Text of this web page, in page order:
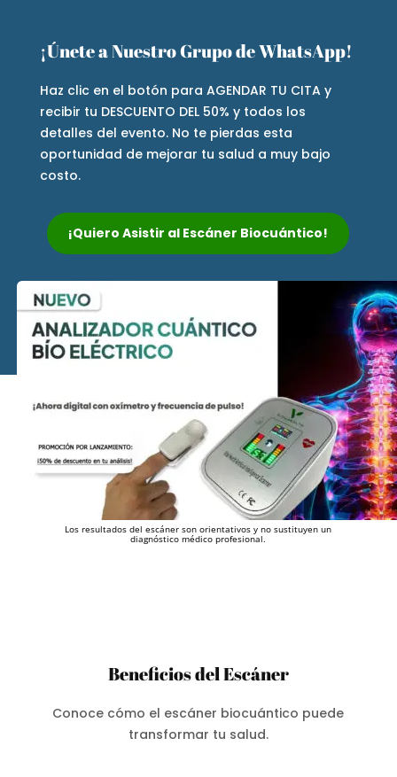
¡Únete a Nuestro Grupo de WhatsApp!
Haz clic en el botón para AGENDAR TU CITA y
recibir tu DESCUENTO DEL 50% y todos los
detalles del evento. No te pierdas esta
oportunidad de mejorar tu salud a muy bajo
costo.
¡Quiero Asistir al Escáner Biocuántico!
Los resultados del escáner son orientativos y no sustituyen un
diagnóstico médico profesional.
Beneficios del Escáner
Conoce cómo el escáner biocuántico puede
transformar tu salud.